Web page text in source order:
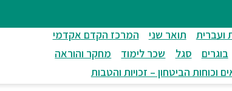
ועברית תואר שני
המרכז הקדם אקדמי
בוגרים סגל שכר לימוד
מחקר והוראה
וכוחות הביטחון – זכויות והטבות